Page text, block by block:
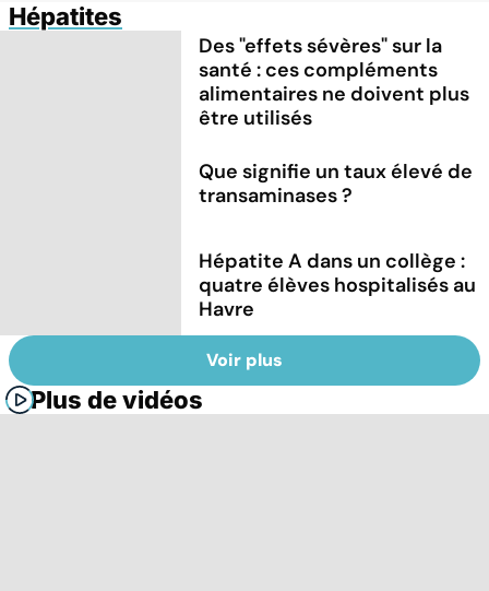
Hépatites
Des "effets sévères" sur la
santé : ces compléments
alimentaires ne doivent plus
être utilisés
Que signifie un taux élevé de
transaminases ?
Hépatite A dans un collège :
quatre élèves hospitalisés au
Havre
Voir plus
Plus de vidéos